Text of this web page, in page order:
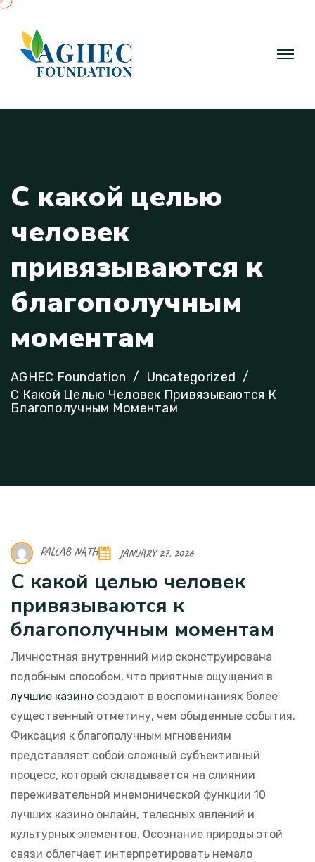
С какой целью
человек
привязываются к
благополучным
моментам
AGHEC Foundation
Uncategorized
С Какой Целью Человек Привязываются К
Благополучным Моментам
PALLAB NATH JANUARY 27, 2026
С какой целью человек
привязываются к
благополучным моментам
Личностная внутренний мир сконструирована
подобным способом, что приятные ощущения в
лучшие казино создают в воспоминаниях более
существенный отметину, чем обыденные события.
Фиксация к благополучным мгновениям
представляет собой сложный субъективный
процесс, который складывается на слиянии
переживательной мнемонической функции 10
лучших казино онлайн, телесных явлений и
культурных элементов. Осознание природы этой
связи облегчает интерпретировать немало